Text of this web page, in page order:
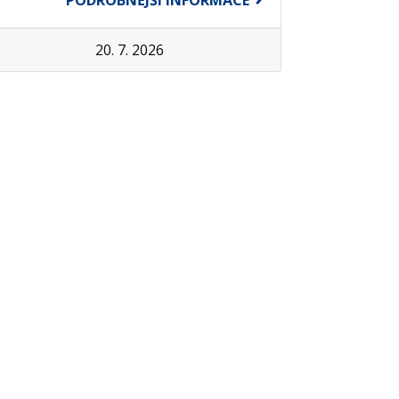
20. 7. 2026